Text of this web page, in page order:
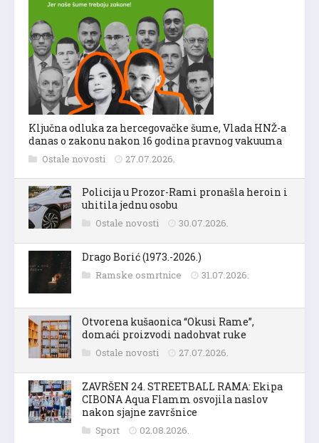
Ključna odluka za hercegovačke šume, Vlada HNŽ-a
danas o zakonu nakon 16 godina pravnog vakuuma
Ostale novosti 27.07.2026.
Policija u Prozor-Rami pronašla heroin i
uhitila jednu osobu
Ostale novosti 30.07.2026.
Drago Borić (1973.-2026.)
Ramske osmrtnice 31.07.2026.
Otvorena kušaonica “Okusi Rame”,
domaći proizvodi nadohvat ruke
Ostale novosti 27.07.2026.
ZAVRŠEN 24. STREETBALL RAMA: Ekipa
CIBONA Aqua Flamm osvojila naslov
nakon sjajne završnice
Sport 02.08.2026.